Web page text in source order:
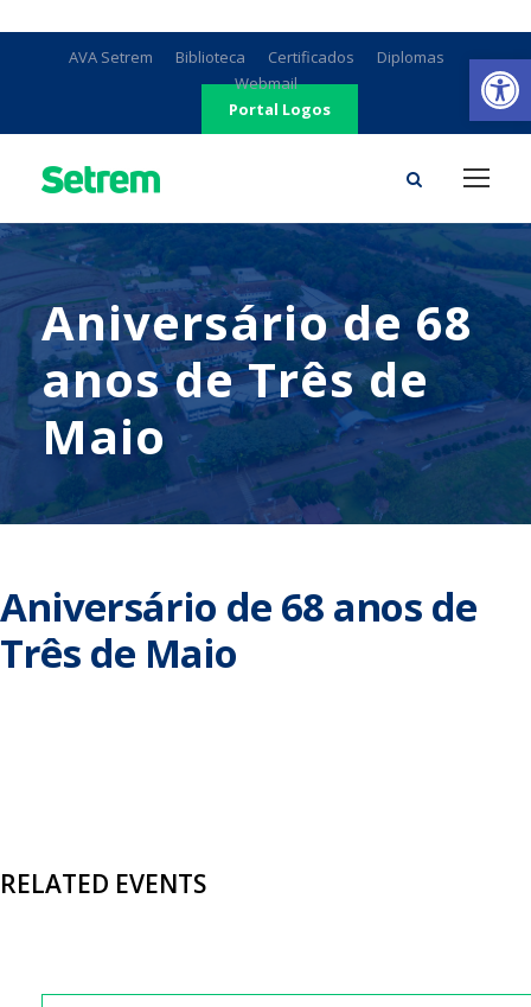
AVA Setrem Biblioteca Certificados
Diplomas
Webmail
Portal Logos
Aniversário de 68
anos de Três de
Maio
Aniversário de 68 anos de
Três de Maio
RELATED EVENTS